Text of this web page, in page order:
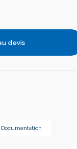
devis
Documentation